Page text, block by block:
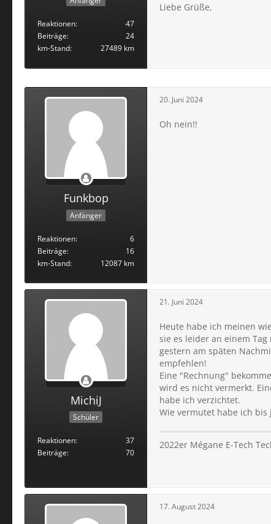
Reaktionen
47
Beiträge
24
km-Stand
27489 km
Liebe Grüße,
Funkbop
Anfänger
Reaktionen
6
Beiträge
16
km-Stand
12087 km
20. Juni 2024
Oh nein!!
MichiJ
Schüler
Reaktionen
37
Beiträge
70
21. Juni 2024
Heute habe ich meinen
sie es leider an einem
gestern am späten
empfehlen!
Eine "Rechnung"
wird es nicht vermerkt.
habe ich verzichtet.
Wie vermutet habe ich
2022er Mégane E-Tech
17. August 2024